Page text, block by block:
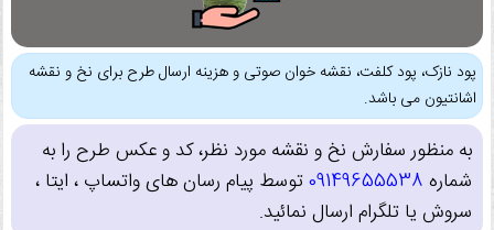
پود نازک، پود کلفت، نقشه خوان صوتی و هزینه ارسال طرح برای نخ و نقشه
اشانتیون می باشد.
به منظور سفارش نخ و نقشه مورد نظر، کد و عکس طرح را به
شماره 09149655538توسط پیام رسان های واتساپ ، ایتا ،
سروش یا تلگرام ارسال نمائید.